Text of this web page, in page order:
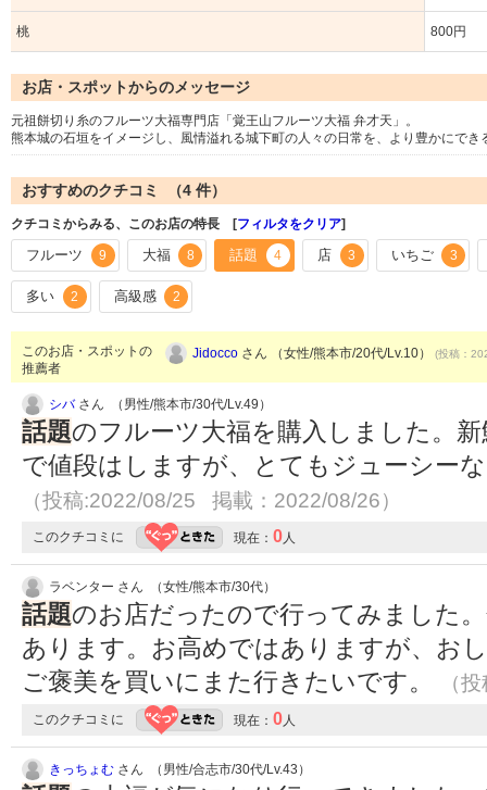
桃 800円
お店・スポットからのメッセージ
元祖餅切り糸のフルーツ大福専門店「覚王山フルーツ大福 弁才天」。
熊本城の石垣をイメージし、風情溢れる城下町の人々の日常を、より豊かにで
おすすめのクチコミ （4 件）
クチコミからみる、このお店の特長 [フィルタをクリア]
フルーツ 9 大福 8 話題 4 店 3 いちご 3
多い 2 高級感 2
このお店・スポットの
推薦者
Jidocco さん （女性/熊本市/20代/Lv.10） (投稿：
シバさん （男性/熊本市/30代/Lv.49）
話題のフルーツ大福を購入しました。
で値段はしますが、とてもジューシー
（投稿:2022/08/25 掲載：2022/08/26）
このクチコミに 現在： 0人
ラベンター さん （女性/熊本市/30代）
話題のお店だったので行ってみました
あります。お高めではありますが、お
ご褒美を買いにまた行きたいです。
（
このクチコミに 現在： 0人
きっちょむ さん （男性/合志市/30代/Lv.43）